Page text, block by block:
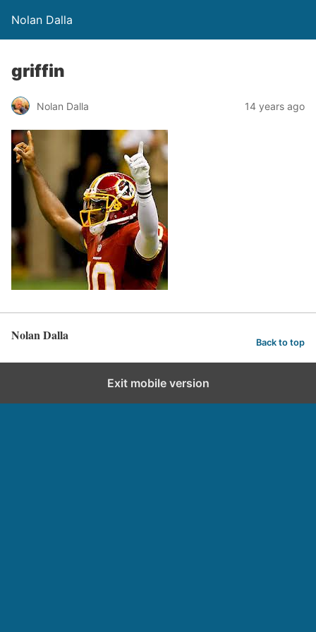
Nolan Dalla
griffin
Nolan Dalla 14 years ago
Nolan Dalla Back to top
Exit mobile version